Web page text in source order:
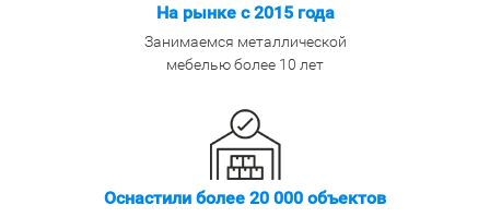
На рынке с 2015 года
Занимаемся металлической
мебелью более 10 лет
Оснастили более 20 000 объектов